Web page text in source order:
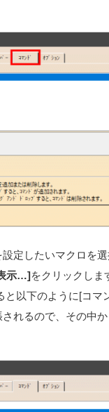
定したいマクロを
示…]をクリックしま
以下のように[コマ
れるので、その中か